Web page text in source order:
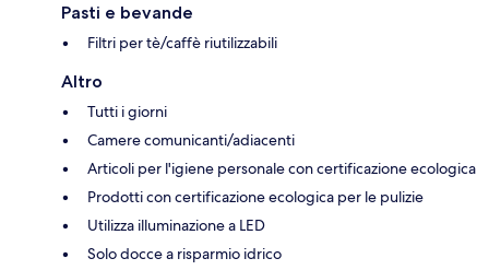
Pasti e bevande
Filtri per tè/caffè riutilizzabili
Altro
Tutti i giorni
Camere comunicanti/adiacenti
Articoli per l'igiene personale con certificazione ecologica
Prodotti con certificazione ecologica per le pulizie
Utilizza illuminazione a LED
Solo docce a risparmio idrico